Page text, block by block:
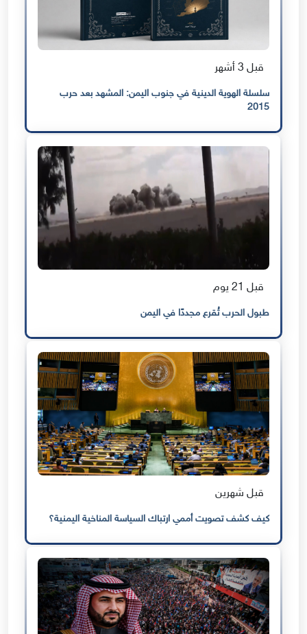
قبل 3 أشهر
سلسلة الهوية الدينية في جنوب اليمن: المشهد بعد حرب
2015
قبل 21 يوم
طبول الحرب تُقرع مجددًا في اليمن
قبل شهرين
كيف كشف تصويت أممي ارتباك السياسة المناخية اليمنية؟